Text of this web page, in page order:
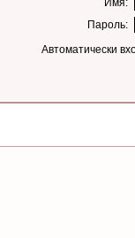
Имя:
Пароль:
Автоматически